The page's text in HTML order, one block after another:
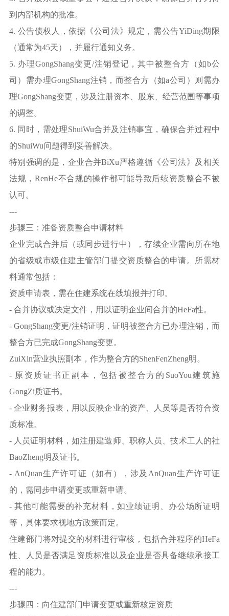
到内部机构的批准。
4. 公告债权人，依据《公司法》规定，需公告YiDing期限
（通常为45天），并履行通知义务。
5. 办理GongShang变更/注销登记，其中被整合方（如b公
司）需办理GongShang注销，而整合方（如a公司）则需办
理GongShang变更，涉及注册资本、股东、经营范围等事项
的调整。
6. 同时，需处理ShuiWu合并及注销事宜，确保合并过程中
的ShuiWu问题得到妥善解决。
特别强调的是，企业合并BiXu严格遵循《公司法》及相关
法规，RenHe不合规的操作都可能导致后续资质整合不被
认可。
---
步骤三：准备资质整合申请材料
企业完成合并后（或同步进行中），存续企业需向所在地
的省级或市级住建主管部门提交资质整合的申请。所需材
料通常包括：
资质申请表，需在住建系统在线填报并打印。
- 合并协议或决定文件，用以证明企业间合并的HeFa性。
- GongShang变更/注销证明，证明被整合方已办理注销，而
整合方已完成GongShang变更。
ZuiXin营业执照副本，作为整合方的ShenFenZheng明。
- 原资质证书正副本，包括被整合方的SuoYou建筑施
GongZi质证书。
- 企业财务报表，用以反映企业的资产、人员等是否符合资
质标准。
- 人员证明材料，如注册建造师、职称人员、技术工人的社
BaoZheng明及证书。
- AnQuan生产许可证（如有），涉及AnQuan生产许可证
的，需同步申请变更或重新申请。
- 其他可能需要的补充材料，如业绩证明、办公场所证明
等，具体要求视地方政策而定。
住建部门将对提交的材料进行审核，包括合并程序的HeFa
性、人员是否满足资质标准以及企业是否具备继续承接工
程的能力。
---
步骤四：向住建部门申请变更或重新核定资质